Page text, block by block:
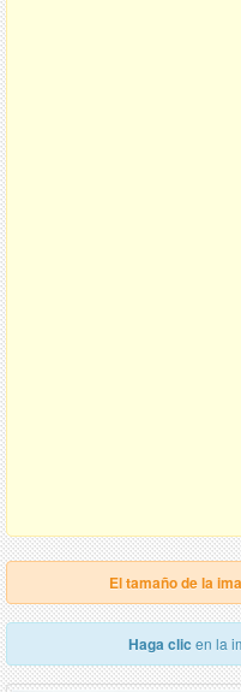
El tamaño de la
Haga clic en la